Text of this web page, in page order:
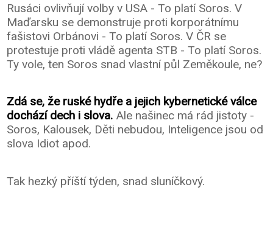
Rusáci ovlivňují volby v USA - To platí Soros. V
Maďarsku se demonstruje proti korporátnímu
fašistovi Orbánovi - To platí Soros. V ČR se
protestuje proti vládě agenta STB - To platí Soros.
Ty vole, ten Soros snad vlastní půl Zeměkoule, ne?
Zdá se, že ruské hydře a jejich kybernetické válce
dochází dech i slova. Ale našinec má rád jistoty -
Soros, Kalousek, Děti nebudou, Inteligence jsou od
slova Idiot apod.
Tak hezký příští týden, snad sluníčkový.